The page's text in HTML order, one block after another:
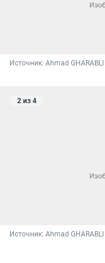
Источник: Ahmad
2 из 4
Источник: Ahmad